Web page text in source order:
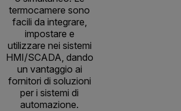
termocamere sono
facili da integrare,
impostare e
utilizzare nei sistemi
HMI/SCADA, dando
un vantaggio ai
fornitori di soluzioni
per i sistemi di
automazione.